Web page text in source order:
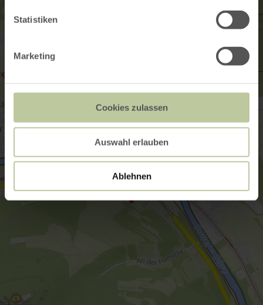
Statistiken
Marketing
Cookies zulassen
Auswahl erlauben
Ablehnen